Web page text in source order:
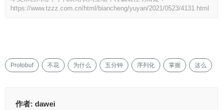
https://www.tzzz.com.cn/html/biancheng/yuyan/2021/0523/4131.html
Protobuf 不花 为什么 五分钟 序列化 掌握 这么
作者: dawei